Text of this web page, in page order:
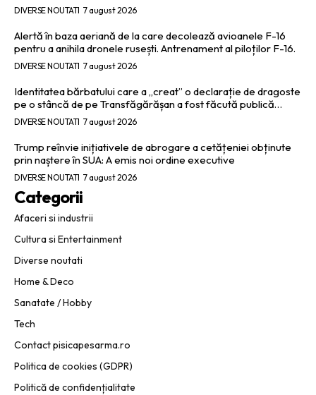
DIVERSE NOUTATI 7 august 2026
Alertă în baza aeriană de la care decolează avioanele F-16
pentru a anihila dronele rusești. Antrenament al piloților F-16.
DIVERSE NOUTATI 7 august 2026
Identitatea bărbatului care a „creat” o declarație de dragoste
pe o stâncă de pe Transfăgărășan a fost făcută publică…
DIVERSE NOUTATI 7 august 2026
Trump reînvie inițiativele de abrogare a cetățeniei obținute
prin naștere în SUA: A emis noi ordine executive
DIVERSE NOUTATI 7 august 2026
Categorii
Afaceri si industrii
Cultura si Entertainment
Diverse noutati
Home & Deco
Sanatate / Hobby
Tech
Contact pisicapesarma.ro
Politica de cookies (GDPR)
Politică de confidențialitate